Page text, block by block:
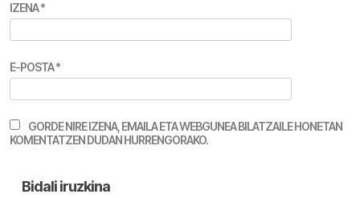
IZENA*
E-POSTA*
GORDE NIRE IZENA, EMAILA ETA WEBGUNEA BILATZAILE HONETAN
KOMENTATZEN DUDAN HURRENGORAKO.